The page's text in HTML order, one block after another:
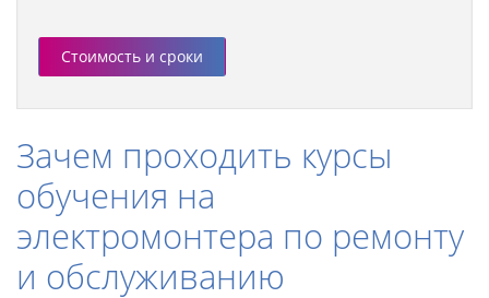
Стоимость и сроки
Зачем проходить курсы
обучения на
электромонтера по ремонту
и обслуживанию